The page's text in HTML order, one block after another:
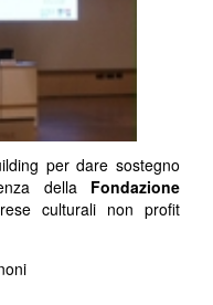
per dare sostegno
della Fondazione
culturali non profit